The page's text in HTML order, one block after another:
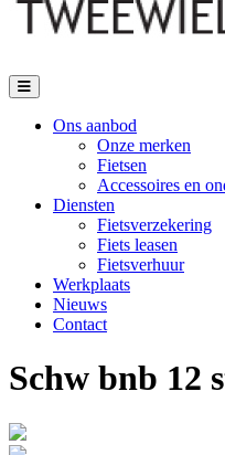
Ons aanbod
Onze merken
Fietsen
Accessoires en
Diensten
Fietsverzekering
Fiets leasen
Fietsverhuur
Werkplaats
Nieuws
Contact
Schw bnb 12